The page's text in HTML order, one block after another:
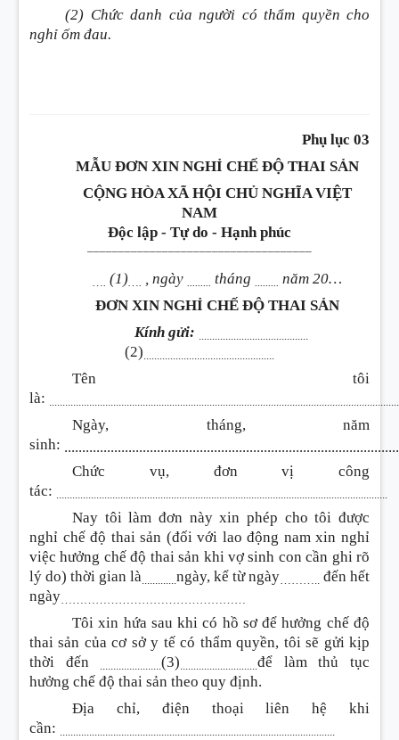
(2) Chức danh của người có thẩm quyền cho
nghỉ ốm đau.
Phụ lục 03
MẪU ĐƠN XIN NGHỈ CHẾ ĐỘ THAI SẢN
CỘNG HÒA XÃ HỘI CHỦ NGHĨA VIỆT
NAM
Độc lập - Tự do - Hạnh phúc
…. (1)…. , ngày ......... tháng ......... năm 20…
ĐƠN XIN NGHỈ CHẾ ĐỘ THAI SẢN
Kính gửi: .........................................
(2).................................................
Tên tôi
là:
Ngày, tháng, năm
sinh:
Chức vụ, đơn vị công
tác: ............................................................................................................................
Nay tôi làm đơn này xin phép cho tôi được
nghỉ chế độ thai sản (đối với lao động nam xin nghỉ
việc hưởng chế độ thai sản khi vợ sinh con cần ghi rõ
lý do) thời gian là.............ngày, kể từ ngày……….. đến hết
ngày…………………………………………
Tôi xin hứa sau khi có hồ sơ để hưởng chế độ
thai sản của cơ sở y tế có thẩm quyền, tôi sẽ gửi kịp
thời đến
.......................(3).............................để làm thủ tục
hưởng chế độ thai sản theo quy định.
Địa chỉ, điện thoại liên hệ khi
cần: .......................................................................................................